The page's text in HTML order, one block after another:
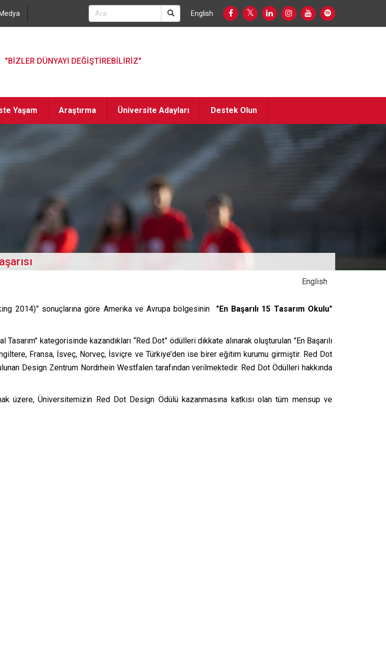
Jump to navigation
Medya English
"BİZLER DÜNYAYI DEĞİŞTİREBİLİRİZ"
Yaşam Araştırma Üniversite Adayları Destek Olun
English
2014)” sonuçlarına göre Amerika ve Avrupa bölgesinin "En Başarılı 15 Tasarım Okulu"
kategorisinde kazandıkları “Red Dot” ödülleri dikkate alınarak oluşturulan "En Başarılı
Fransa, İsveç, Norveç, İsviçre ve Türkiye’den ise birer eğitim kurumu girmiştir. Red Dot
Design Zentrum Nordrhein Westfalen tarafından verilmektedir. Red Dot Ödülleri hakkında
üzere, Üniversitemizin Red Dot Design Ödülü kazanmasına katkısı olan tüm mensup ve